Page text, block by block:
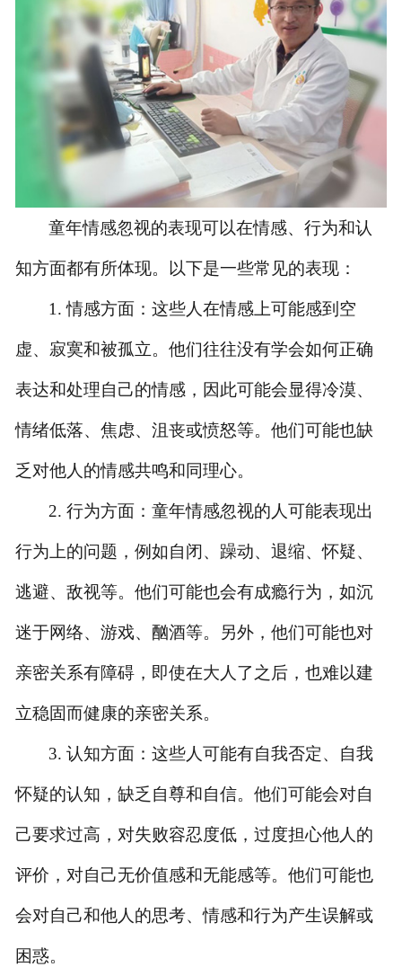
童年情感忽视的表现可以在情感、行为和认
知方面都有所体现。以下是一些常见的表现：
1. 情感方面：这些人在情感上可能感到空
虚、寂寞和被孤立。他们往往没有学会如何正确
表达和处理自己的情感，因此可能会显得冷漠、
情绪低落、焦虑、沮丧或愤怒等。他们可能也缺
乏对他人的情感共鸣和同理心。
2. 行为方面：童年情感忽视的人可能表现出
行为上的问题，例如自闭、躁动、退缩、怀疑、
逃避、敌视等。他们可能也会有成瘾行为，如沉
迷于网络、游戏、酗酒等。另外，他们可能也对
亲密关系有障碍，即使在大人了之后，也难以建
立稳固而健康的亲密关系。
3. 认知方面：这些人可能有自我否定、自我
怀疑的认知，缺乏自尊和自信。他们可能会对自
己要求过高，对失败容忍度低，过度担心他人的
评价，对自己无价值感和无能感等。他们可能也
会对自己和他人的思考、情感和行为产生误解或
困惑。